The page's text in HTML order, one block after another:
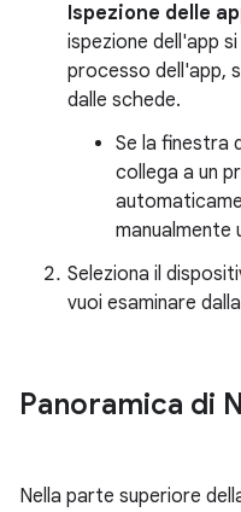
Ispezione delle
ispezione dell'app
processo dell'app,
dalle schede.
Se la finestra
collega a un
manualmente
Seleziona il
vuoi esaminare
Panoramica di
Nella parte superiore